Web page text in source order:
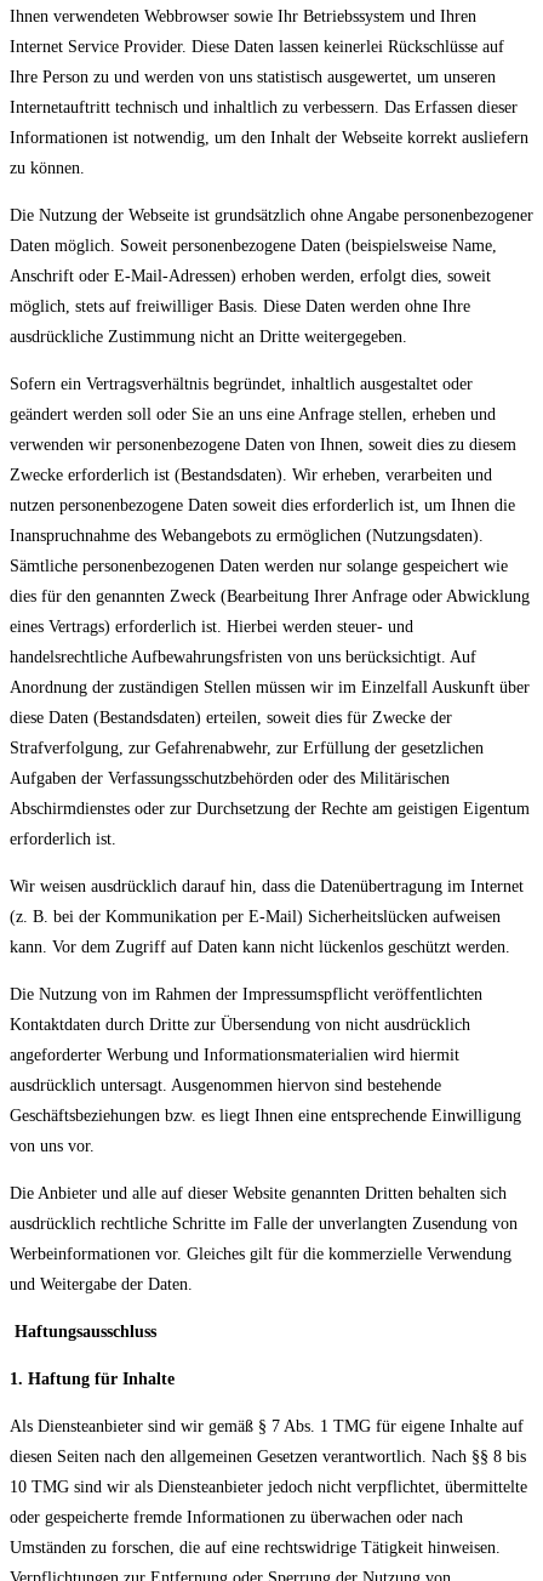
Ihnen verwendeten Webbrowser sowie Ihr Betriebssystem und Ihren
Internet Service Provider. Diese Daten lassen keinerlei Rückschlüsse auf
Ihre Person zu und werden von uns statistisch ausgewertet, um unseren
Internetauftritt technisch und inhaltlich zu verbessern. Das Erfassen dieser
Informationen ist notwendig, um den Inhalt der Webseite korrekt ausliefern
zu können.
Die Nutzung der Webseite ist grundsätzlich ohne Angabe personenbezogener
Daten möglich. Soweit personenbezogene Daten (beispielsweise Name,
Anschrift oder E-Mail-Adressen) erhoben werden, erfolgt dies, soweit
möglich, stets auf freiwilliger Basis. Diese Daten werden ohne Ihre
ausdrückliche Zustimmung nicht an Dritte weitergegeben.
Sofern ein Vertragsverhältnis begründet, inhaltlich ausgestaltet oder
geändert werden soll oder Sie an uns eine Anfrage stellen, erheben und
verwenden wir personenbezogene Daten von Ihnen, soweit dies zu diesem
Zwecke erforderlich ist (Bestandsdaten). Wir erheben, verarbeiten und
nutzen personenbezogene Daten soweit dies erforderlich ist, um Ihnen die
Inanspruchnahme des Webangebots zu ermöglichen (Nutzungsdaten).
Sämtliche personenbezogenen Daten werden nur solange gespeichert wie
dies für den genannten Zweck (Bearbeitung Ihrer Anfrage oder Abwicklung
eines Vertrags) erforderlich ist. Hierbei werden steuer- und
handelsrechtliche Aufbewahrungsfristen von uns berücksichtigt. Auf
Anordnung der zuständigen Stellen müssen wir im Einzelfall Auskunft über
diese Daten (Bestandsdaten) erteilen, soweit dies für Zwecke der
Strafverfolgung, zur Gefahrenabwehr, zur Erfüllung der gesetzlichen
Aufgaben der Verfassungsschutzbehörden oder des Militärischen
Abschirmdienstes oder zur Durchsetzung der Rechte am geistigen Eigentum
erforderlich ist.
Wir weisen ausdrücklich darauf hin, dass die Datenübertragung im Internet
(z. B. bei der Kommunikation per E-Mail) Sicherheitslücken aufweisen
kann. Vor dem Zugriff auf Daten kann nicht lückenlos geschützt werden.
Die Nutzung von im Rahmen der Impressumspflicht veröffentlichten
Kontaktdaten durch Dritte zur Übersendung von nicht ausdrücklich
angeforderter Werbung und Informationsmaterialien wird hiermit
ausdrücklich untersagt. Ausgenommen hiervon sind bestehende
Geschäftsbeziehungen bzw. es liegt Ihnen eine entsprechende Einwilligung
von uns vor.
Die Anbieter und alle auf dieser Website genannten Dritten behalten sich
ausdrücklich rechtliche Schritte im Falle der unverlangten Zusendung von
Werbeinformationen vor. Gleiches gilt für die kommerzielle Verwendung
und Weitergabe der Daten.
Haftungsausschluss
1. Haftung für Inhalte
Als Diensteanbieter sind wir gemäß § 7 Abs. 1 TMG für eigene Inhalte auf
diesen Seiten nach den allgemeinen Gesetzen verantwortlich. Nach §§ 8 bis
10 TMG sind wir als Diensteanbieter jedoch nicht verpflichtet, übermittelte
oder gespeicherte fremde Informationen zu überwachen oder nach
Umständen zu forschen, die auf eine rechtswidrige Tätigkeit hinweisen.